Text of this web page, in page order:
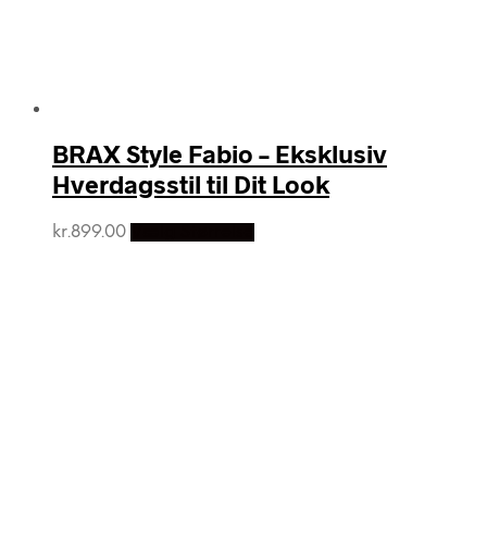
BRAX Style Fabio – Eksklusiv
Hverdagsstil til Dit Look
kr.899.00